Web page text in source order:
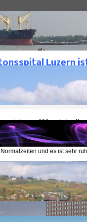
Archive
Luzern ist alles ruhig
Luzern
Gesundheit/Medizin
26. März 2020
mir hat am Mittwoch das
dem Coronavirus zu
ganzen Angstmacherei
und es ist sehr